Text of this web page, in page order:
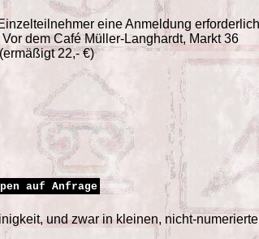
eine Anmeldung
Vor dem Café Müller-Langhardt, Markt 36
22,- €)
auf Anfrage
und zwar in kleinen, nicht-